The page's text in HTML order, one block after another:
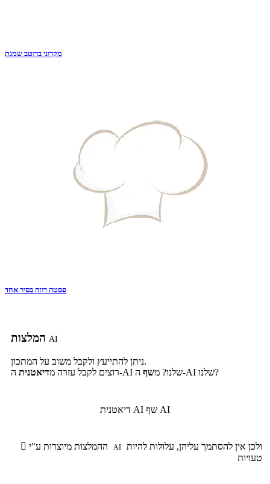
מקרוני ברוטב שמנת
פסטה רוזה בסיר אחד
AI
ניתן להתייעץ ולקבל משוב על המתכון.
רוצים לקבל עזרה מדיאטנית ה-AI שלנו? משף ה-AI שלנו?
דיאטנית AI שף AI
 AI
טעויות